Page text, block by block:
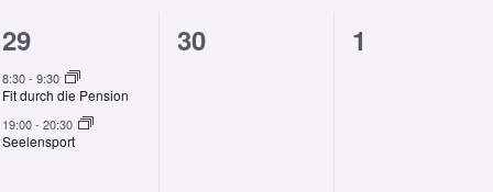
2
Veranstaltungen,
29
8:30- 9:30
Fit durch die Pension
19:00- 20:30
Seelensport
0
30
0
1